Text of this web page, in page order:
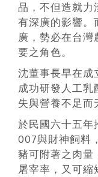
品，不但造就力
有深廣的影響。
廣，勢必在台
要之角色。
沈董事長早在成
成功研發人工乳
失與營養不足而
於民國六十五年
007與財神飼料
豬可附著之肉量
屠宰率，又可